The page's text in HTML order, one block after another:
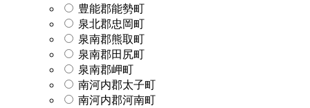
豊能郡能勢町
泉北郡忠岡町
泉南郡熊取町
泉南郡田尻町
泉南郡岬町
南河内郡太子町
南河内郡河南町